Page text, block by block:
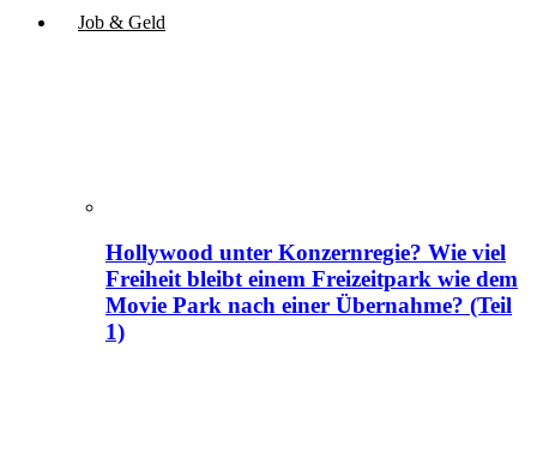
Job & Geld
Hollywood unter Konzernregie? Wie viel
Freiheit bleibt einem Freizeitpark wie dem
Movie Park nach einer Übernahme? (Teil
1)